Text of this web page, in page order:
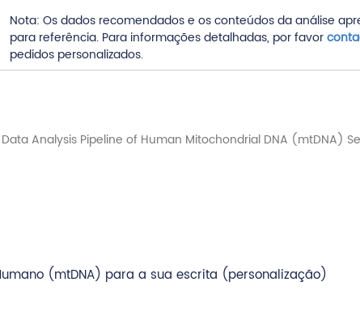
Nota: Os dados recomendados e os conteúdos da análise
para referência. Para informações detalhadas, por favor
pedidos personalizados.
(mtDNA) para a sua escrita (personalização)